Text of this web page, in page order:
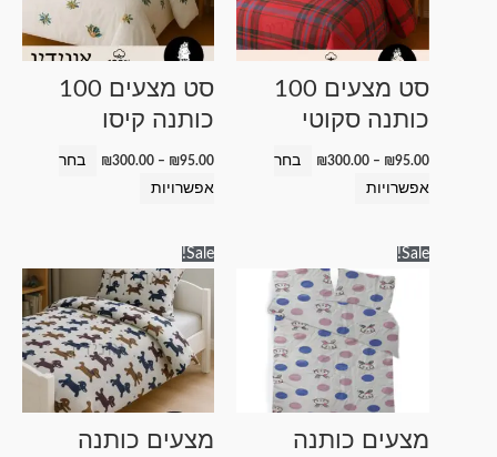
סט מצעים 100
כותנה סקוטי
₪95.00
–
₪300.00
בחר
אפשרויות
סוגים.
ניתן
את
האפשרויות
בעמוד
סט מצעים 100
כותנה קיסו
₪95.00
–
₪300.00
בחר
אפשרויות
סוגים.
את
האפשרויות
בעמוד
Sale!
מצעים כותנה
מחירים:
עד
זה
יש
מספר
סוגים.
ניתן
את
Sale!
מצעים כותנה
מחירים:
עד
⁦₪130.00⁩
זה
יש
מספר
סוגים.
ניתן
את